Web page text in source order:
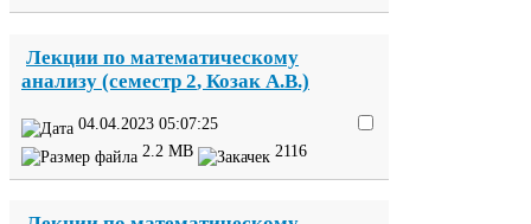
Лекции по математическому
анализу (семестр 2, Козак А.В.)
04 04 2023 05:07:25
2 2 MB 2116